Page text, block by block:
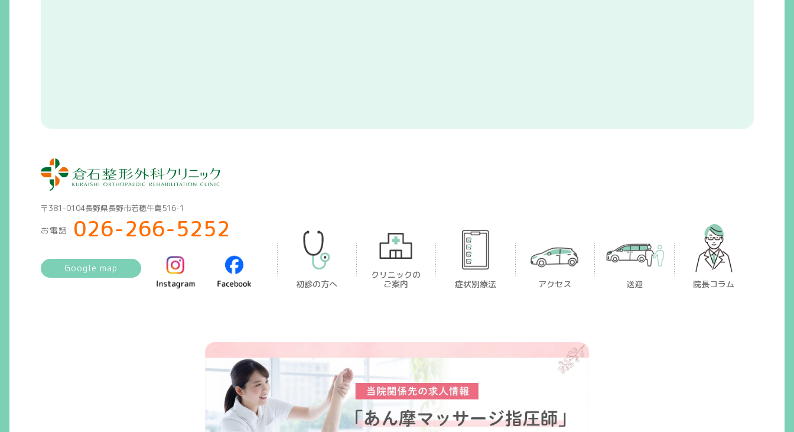
〒381-0104長野県長野市若穂牛島516-1
お電話 026-266-5252
Google map
初診の方へ
クリニックの
ご案内
症状別療法 アクセス 送迎 院長コラム